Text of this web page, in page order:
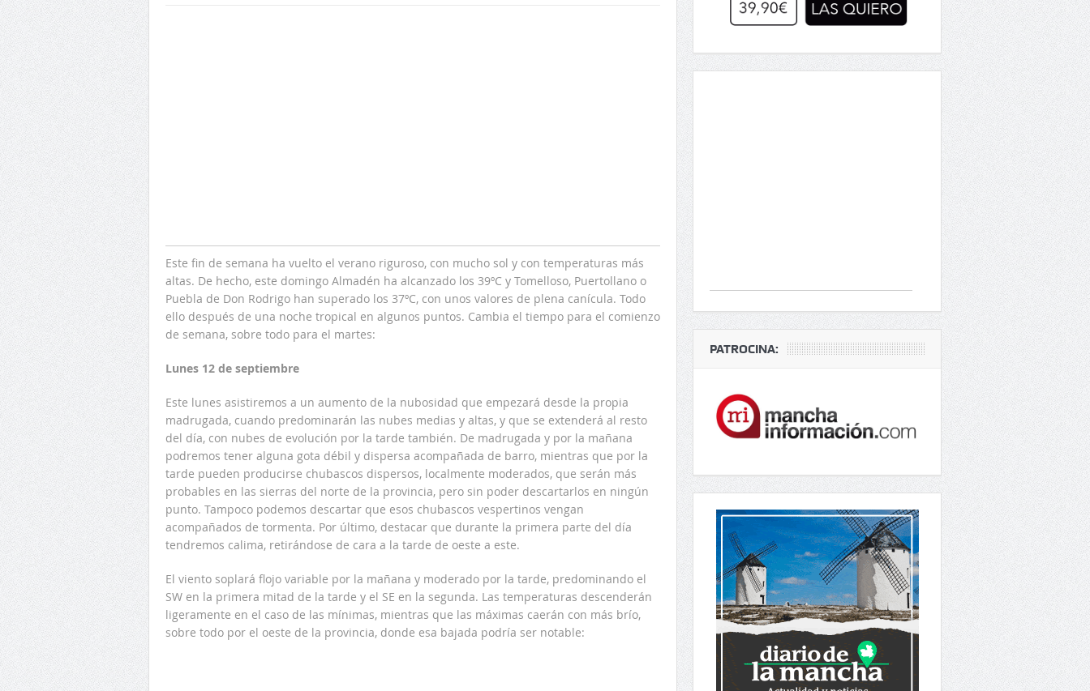
Este fin de semana ha vuelto el verano riguroso, con mucho sol y con temperaturas más
altas. De hecho, este domingo Almadén ha alcanzado los 39ºC y Tomelloso, Puertollano o
Puebla de Don Rodrigo han superado los 37ºC, con unos valores de plena canícula. Todo
ello después de una noche tropical en algunos puntos. Cambia el tiempo para el comienzo
de semana, sobre todo para el martes:
Lunes 12 de septiembre
Este lunes asistiremos a un aumento de la nubosidad que empezará desde la propia
madrugada, cuando predominarán las nubes medias y altas, y que se extenderá al resto
del día, con nubes de evolución por la tarde también. De madrugada y por la mañana
podremos tener alguna gota débil y dispersa acompañada de barro, mientras que por la
tarde pueden producirse chubascos dispersos, localmente moderados, que serán más
probables en las sierras del norte de la provincia, pero sin poder descartarlos en ningún
punto. Tampoco podemos descartar que esos chubascos vespertinos vengan
acompañados de tormenta. Por último, destacar que durante la primera parte del día
tendremos calima, retirándose de cara a la tarde de oeste a este.
El viento soplará flojo variable por la mañana y moderado por la tarde, predominando el
SW en la primera mitad de la tarde y el SE en la segunda. Las temperaturas descenderán
ligeramente en el caso de las mínimas, mientras que las máximas caerán con más brío,
sobre todo por el oeste de la provincia, donde esa bajada podría ser notable:
PATROCINA: